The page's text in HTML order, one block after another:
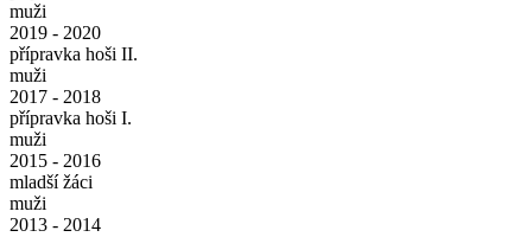
muži
2019 - 2020
přípravka hoši II.
muži
2017 - 2018
přípravka hoši I.
muži
2015 - 2016
mladší žáci
muži
2013 - 2014